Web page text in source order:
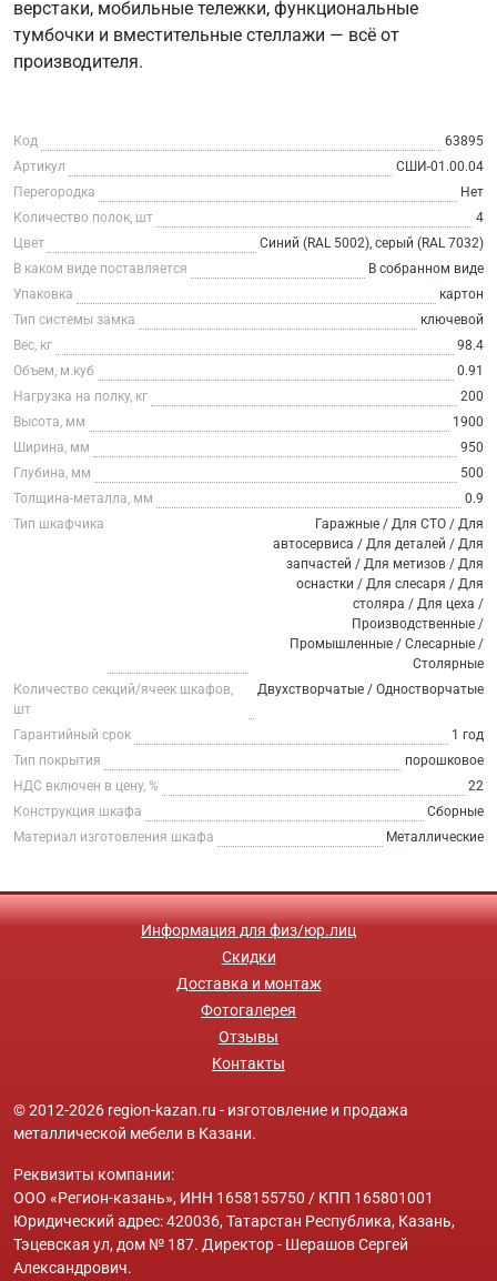
верстаки, мобильные тележки, функциональные
тумбочки и вместительные стеллажи — всё от
производителя.
Код
63895
Артикул
СШИ-01.00.04
Перегородка
Нет
Количество полок, шт
4
Цвет
Синий (RAL 5002), серый (RAL 7032)
В каком виде поставляется
В собранном виде
Упаковка
картон
Тип системы замка
ключевой
Вес, кг
98.4
Объем, м.куб
0.91
Нагрузка на полку, кг
200
Высота, мм
1900
Ширина, мм
950
Глубина, мм
500
Толщина-металла, мм
0.9
Тип шкафчика
Гаражные / Для СТО / Для
автосервиса / Для деталей / Для
запчастей / Для метизов / Для
оснастки / Для слесаря / Для
столяра / Для цеха /
Производственные /
Промышленные / Слесарные /
Столярные
Количество секций/ячеек шкафов,
шт
Двухстворчатые / Одностворчатые
Гарантийный срок
1 год
Тип покрытия
порошковое
НДС включен в цену, %
22
Конструкция шкафа
Сборные
Материал изготовления шкафа
Металлические
Информация для физ/юр.лиц
Скидки
Доставка и монтаж
Фотогалерея
Отзывы
Контакты
© 2012-2026 region-kazan.ru - изготовление и продажа
металлической мебели в Казани.
Реквизиты компании:
ООО «Регион-казань», ИНН 1658155750 / КПП 165801001
Юридический адрес: 420036, Татарстан Республика, Казань,
Тэцевская ул, дом № 187. Директор - Шерашов Сергей
Александрович.